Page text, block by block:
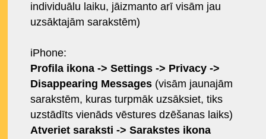
individuālu laiku, jāizmanto arī visām jau
uzsāktajām sarakstēm)
iPhone:
Profila ikona -> Settings -> Privacy ->
Disappearing Messages (visām jaunajām
sarakstēm, kuras turpmāk uzsāksiet, tiks
uzstādīts vienāds vēstures dzēšanas laiks)
Atveriet saraksti -> Sarakstes ikona